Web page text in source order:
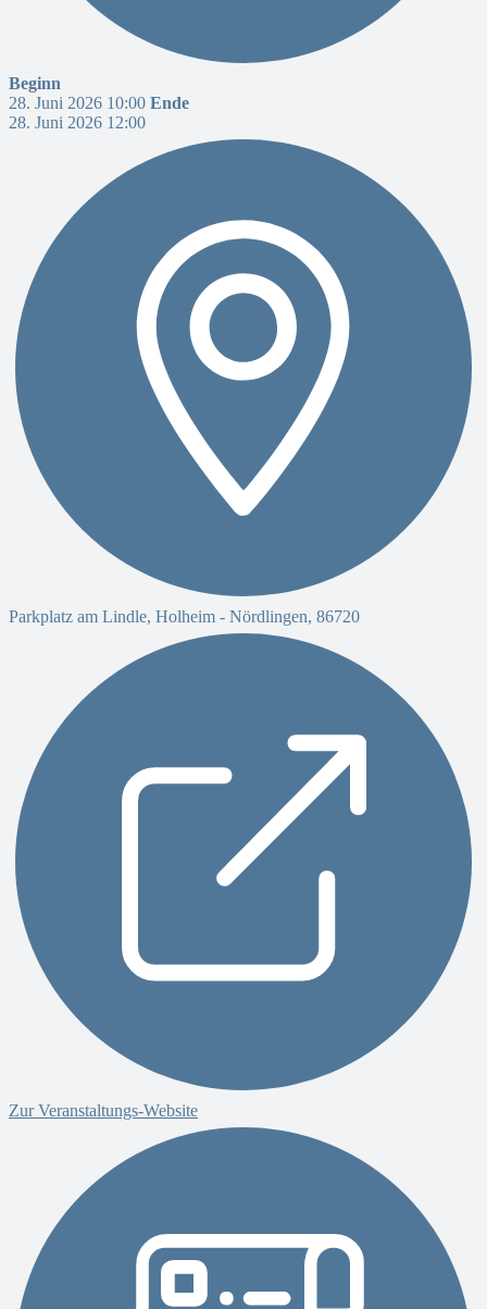
Beginn
28. Juni 2026 10:00 Ende
28. Juni 2026 12:00
Parkplatz am Lindle, Holheim - Nördlingen, 86720
Zur Veranstaltungs-Website